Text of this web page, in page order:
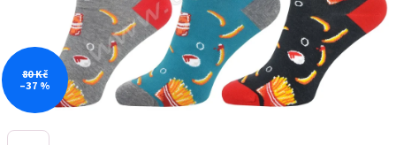
80 Kč
–37 %